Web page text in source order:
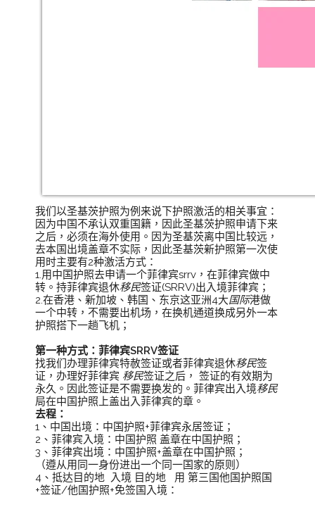
我们以圣基茨护照为例来说下护照激活的相关事宜：
因为中国不承认双重国籍，因此圣基茨护照申请下来
之后，必须在海外使用。因为圣基茨离中国比较远，
去本国出境盖章不实际，因此圣基茨新护照第一次使
用时主要有2种激活方式：
1.用中国护照去申请一个菲律宾srrv，在菲律宾做中
转。持菲律宾退休移民签证(SRRV)出入境菲律宾；
2.在香港、新加坡、韩国、东京这亚洲4大国际港做
一个中转，不需要出机场，在换机通道换成另外一本
护照搭下一趟飞机；
第一种方式：菲律宾SRRV签证
找我们办理菲律宾特赦签证或者菲律宾退休移民签
证，办理好菲律宾 移民签证之后， 签证的有效期为
永久。因此签证是不需要换发的。菲律宾出入境移民
局在中国护照上盖出入菲律宾的章。
去程：
1、中国出境：中国护照+菲律宾永居签证；
2、菲律宾入境：中国护照 盖章在中国护照；
3、菲律宾出境：中国护照+盖章在中国护照；
（遵从用同一身份进出一个同一国家的原则）
4、抵达目的地 入境 目的地 用 第三国他国护照国
+签证/他国护照+免签国入境：